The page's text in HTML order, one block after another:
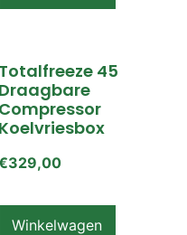
Totalfreeze 45
Draagbare
Compressor
Koelvriesbox
329,00
Winkelwagen